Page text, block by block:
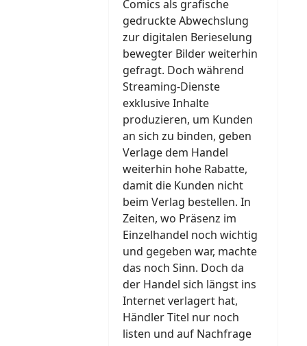
Comics als grafische
gedruckte Abwechslung
zur digitalen Berieselung
bewegter Bilder weiterhin
gefragt. Doch während
Streaming-Dienste
exklusive Inhalte
produzieren, um Kunden
an sich zu binden, geben
Verlage dem Handel
weiterhin hohe Rabatte,
damit die Kunden nicht
beim Verlag bestellen. In
Zeiten, wo Präsenz im
Einzelhandel noch wichtig
und gegeben war, machte
das noch Sinn. Doch da
der Handel sich längst ins
Internet verlagert hat,
Händler Titel nur noch
listen und auf Nachfrage